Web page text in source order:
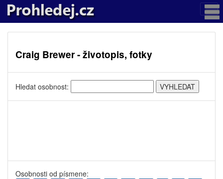
Craig Brewer - životopis, fotky
Hledat osobnost:
Osobnosti od písmene: